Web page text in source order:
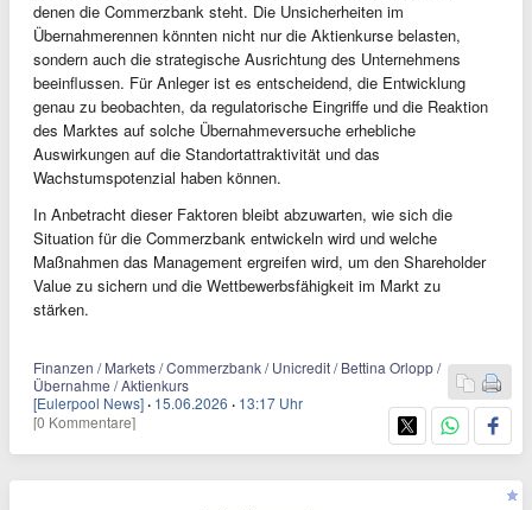
denen die Commerzbank steht. Die Unsicherheiten im
Übernahmerennen könnten nicht nur die Aktienkurse belasten,
sondern auch die strategische Ausrichtung des Unternehmens
beeinflussen. Für Anleger ist es entscheidend, die Entwicklung
genau zu beobachten, da regulatorische Eingriffe und die Reaktion
des Marktes auf solche Übernahmeversuche erhebliche
Auswirkungen auf die Standortattraktivität und das
Wachstumspotenzial haben können.
In Anbetracht dieser Faktoren bleibt abzuwarten, wie sich die
Situation für die Commerzbank entwickeln wird und welche
Maßnahmen das Management ergreifen wird, um den Shareholder
Value zu sichern und die Wettbewerbsfähigkeit im Markt zu
stärken.
Finanzen / Markets / Commerzbank / Unicredit / Bettina Orlopp /
Übernahme / Aktienkurs
[Eulerpool News] · 15.06.2026 · 13:17 Uhr
[0 Kommentare]